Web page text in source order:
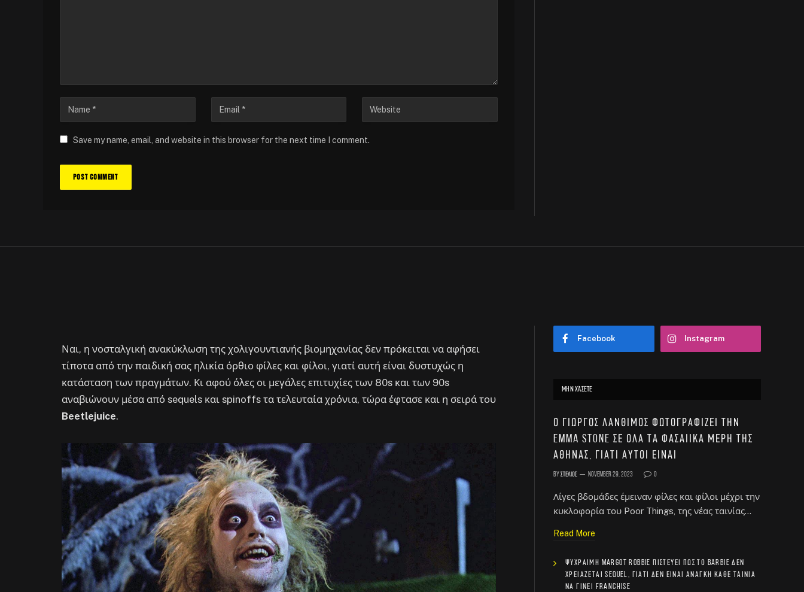
Save my name, email, and website in this browser for the next time I comment.
ΆΡΘΡΑ
Ναι, η νοσταλγική ανακύκλωση της χολιγουντιανής βιομηχανίας δεν πρόκειται να αφήσει
τίποτα από την παιδική σας ηλικία όρθιο φίλες και φίλοι, γιατί αυτή είναι δυστυχώς η
κατάσταση των πραγμάτων. Κι αφού όλες οι μεγάλες επιτυχίες των 80s και των 90s
αναβιώνουν μέσα από sequels και spinoffs τα τελευταία χρόνια, τώρα έφτασε και η σειρά του
Beetlejuice.
Facebook Instagram
ΜΗΝ ΧΆΣΕΤΕ
Ο Γιώργος Λάνθιμος φωτογραφίζει την
Emma Stone σε όλα τα φασαίικα μέρη της
Αθήνας, γιατί αυτοί είναι
ByΣτέλιος November 29, 2023 0
Λίγες βδομάδες έμειναν φίλες και φίλοι μέχρι την
κυκλοφορία του Poor Things, της νέας ταινίας…
Read More
Ψύχραιμη Margot Robbie πιστεύει πως το Barbie δεν
χρειάζεται sequel, γιατί δεν είναι ανάγκη κάθε ταινία
να γίνει franchise